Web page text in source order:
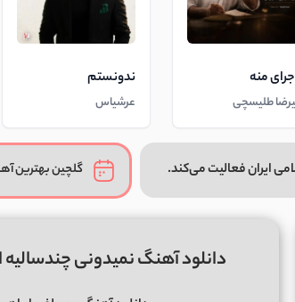
منه
طلیسچی
ندونستم
عرشیاس
ایران فعالیت می‌کند. گلچین بهترین
دانلود آهنگ نمیدونی